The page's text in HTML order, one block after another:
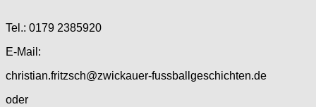
Tel.: 0179 2385920
E-Mail:
christian.fritzsch@zwickauer-fussballgeschichten.de
oder